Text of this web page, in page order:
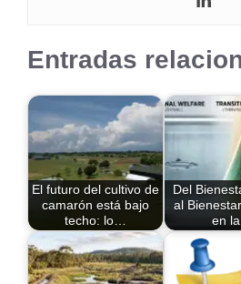
Entradas
El futuro del cultivo de
camarón está bajo
techo: lo…
Del
al
en